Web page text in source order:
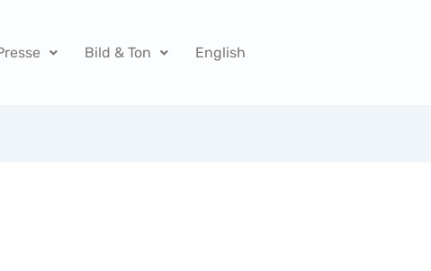
Bild & Ton English